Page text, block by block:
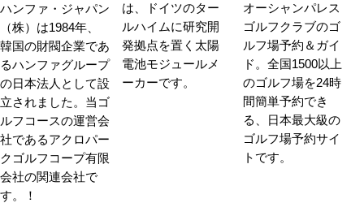
ハンファ・ジャパン
（株）は1984年、
韓国の財閥企業であ
るハンファグループ
の日本法人として設
立されました。当ゴ
ルフコースの運営会
社であるアクロパー
クゴルフコープ有限
会社の関連会社で
す。！
は、ドイツのター
ルハイムに研究開
発拠点を置く太陽
電池モジュールメ
ーカーです。
オーシャンパレス
ゴルフクラブのゴ
ルフ場予約＆ガイ
ド。全国1500以上
のゴルフ場を24時
間簡単予約でき
る、日本最大級の
ゴルフ場予約サイ
トです。